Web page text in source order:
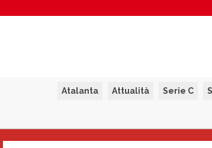
Atalanta Attualità Serie C